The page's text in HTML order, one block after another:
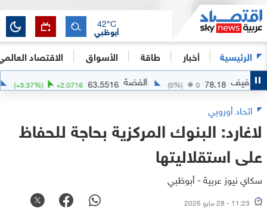
الرئيسية أخبار طاقة الأسواق الاقتصاد
أبوظبي
42°C
78.18
0
(0 %) الفضة 63.5516
+2.0716
( +3.37%)
اتحاد أوروبي
لاغارد: البنوك المركزية بحاجة للحفاظ
على استقلاليتها
سكاي نيوز عربية - أبوظبي
11:23 - 28 مايو 2026